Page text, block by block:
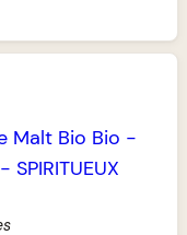
Malt Bio Bio -
-SPIRITUEUX